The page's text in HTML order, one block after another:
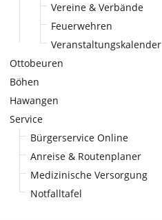
Vereine & Verbände
Feuerwehren
Veranstaltungskalender
Ottobeuren
Böhen
Hawangen
Service
Bürgerservice Online
Anreise & Routenplaner
Medizinische Versorgung
Notfalltafel